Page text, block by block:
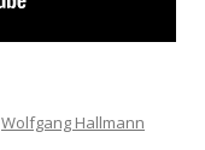
Wolfgang Hallmann